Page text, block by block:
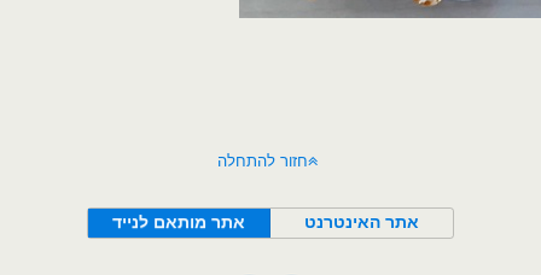
חזור להתחלה
אתר מותאם לנייד אתר האינטרנט